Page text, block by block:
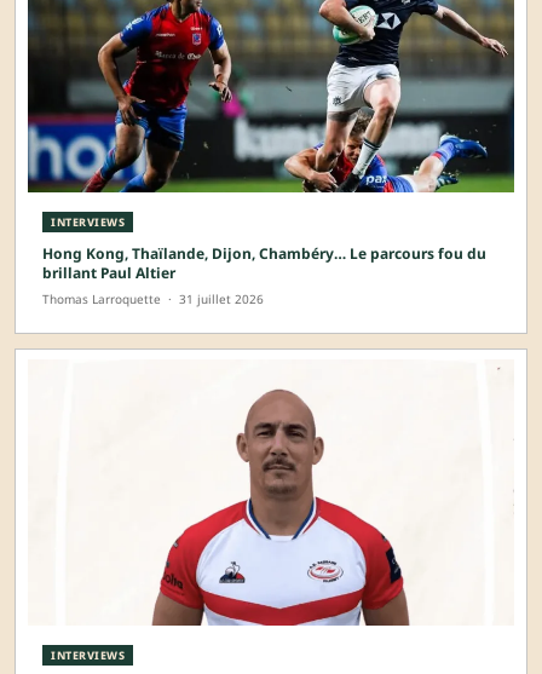
INTERVIEWS
Hong Kong, Thaïlande, Dijon, Chambéry… Le parcours fou du
brillant Paul Altier
Thomas Larroquette · 31 juillet 2026
INTERVIEWS